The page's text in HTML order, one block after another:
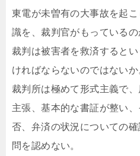
東電が未曽有の大事故を起
識を、裁判官がもっているの
裁判は被害者を救済すると
ければならないのではないか
裁判所は極めて形式主義で
主張、基本的な書証が整い
否、弁済の状況についての
問を認めない。